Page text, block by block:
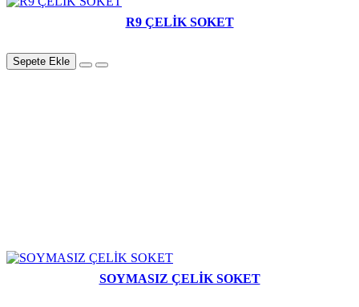
R9 ÇELİK SOKET
Sepete Ekle
SOYMASIZ ÇELİK SOKET